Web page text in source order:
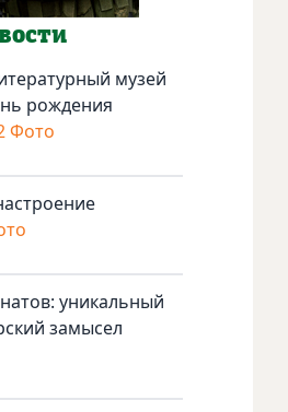
музей
рождения
Фото
уникальный
замысел